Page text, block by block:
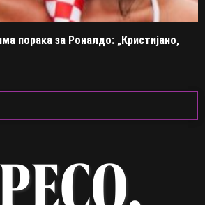
порака за Роналдо: „Кристијано,